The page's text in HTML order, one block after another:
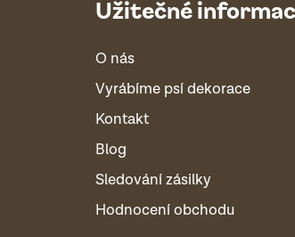
Užitečné
O nás
Vyrábíme psí dekorace
Kontakt
Blog
Sledování zásilky
Hodnocení obchodu